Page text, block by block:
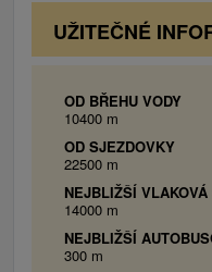
Apartmán 2 :
posteľ,
chladnička,
mikrovlnná
časť: TV/SAT,
toaletou:
UŽITEČNÉ
OD BŘEHU VODY
10400 m
OD SJEZDOVKY
22500 m
NEJBLIŽŠÍ VLAKOVÁ
14000 m
NEJBLIŽŠÍ
300 m